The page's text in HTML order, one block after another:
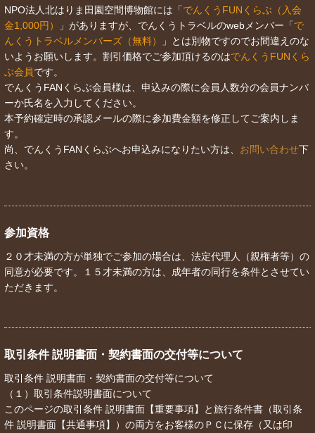
NPO法人北はりま田園空間博物館には「でんくうFUNくらぶ（入会
金1,000円）
」がありますが、でんくうトラベルのwebメンバー「で
んくうトラベルメンバーズ（無料）
」とは別物ですのでお間違えのな
いようお願いします。割引価格でご参加頂けるのはでんくうFUNくら
ぶ会員です。
でんくうFANくらぶ会員様は、申込みの際に会員人数分の会員ナンバ
ーか氏名を入力してください。
本予約確定時の承認メールの際に参加費金額を修正してご案内しま
す。
尚、でんくうFANくらぶへお申込みになりたい方は、 お問い合わせ下
さい。
参加資格
２０才未満の方が単独でご参加の場合は、法定代理人（親権者等）の
同意が必要です。１５才未満の方は、成年者の同行を条件とさせてい
ただきます。
取引条件 説明書面・契約書面の交付等について
取引条件 説明書面・契約書面の交付等について
（１）取引条件説明書面について
このページの取引条件 説明書面【重要事項】と旅行条件書（取引条
件 説明書面【共通事項】）の両方をお客様のＰＣに保存（又は印